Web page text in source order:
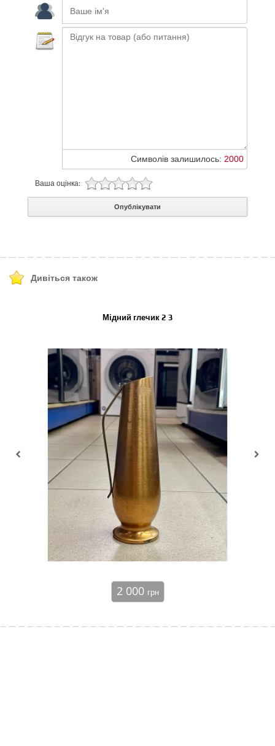
Символів залишилось: 2000
Ваша оцінка:
Опублікувати
Дивіться також
Мідний глечик 2 3
2 000 грн